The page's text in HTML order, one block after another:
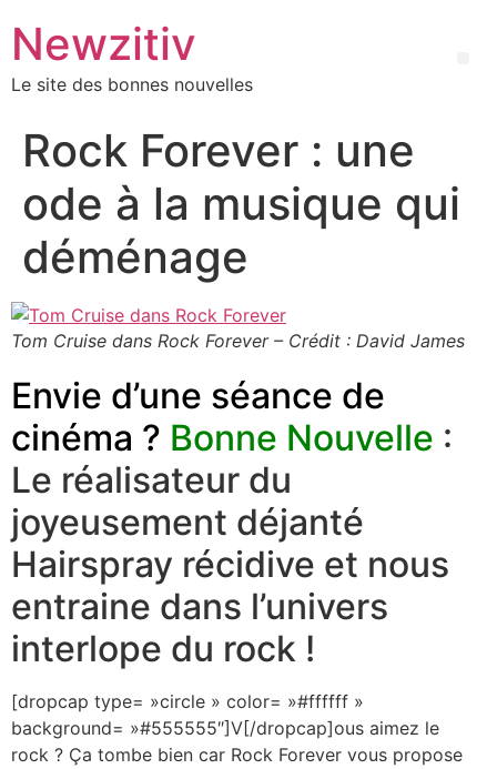
Newzitiv
Le site des bonnes nouvelles
Rock Forever : une
ode à la musique qui
déménage
Tom Cruise dans Rock Forever – Crédit : David James
Envie d’une séance de
cinéma ? Bonne Nouvelle :
Le réalisateur du
joyeusement déjanté
Hairspray récidive et nous
entraine dans l’univers
interlope du rock !
[dropcap type= »circle » color= »#ffffff »
background= »#555555″]V[/dropcap]ous aimez le
rock ? Ça tombe bien car Rock Forever vous propose